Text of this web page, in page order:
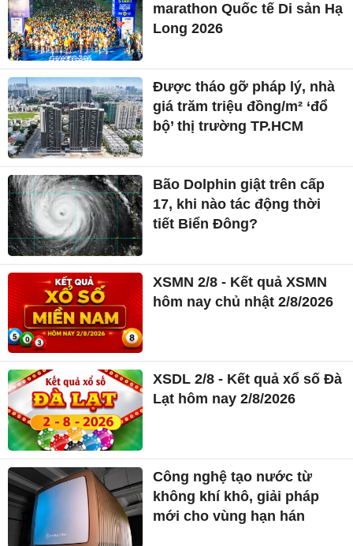
marathon Quốc tế Di sản Hạ
Long 2026
Được tháo gỡ pháp lý, nhà
giá trăm triệu đồng/m² ‘đổ
bộ’ thị trường TP.HCM
Bão Dolphin giật trên cấp
17, khi nào tác động thời
tiết Biển Đông?
XSMN 2/8 - Kết quả XSMN
hôm nay chủ nhật 2/8/2026
XSDL 2/8 - Kết quả xổ số Đà
Lạt hôm nay 2/8/2026
Công nghệ tạo nước từ
không khí khô, giải pháp
mới cho vùng hạn hán